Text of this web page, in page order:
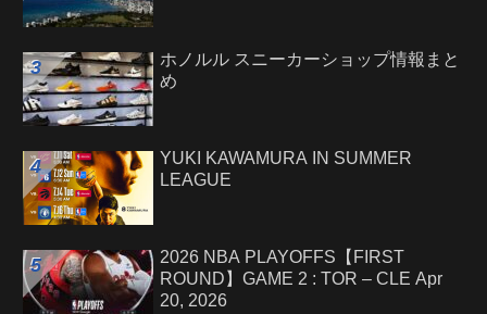
ホノルル スニーカーショップ情報まと
め
YUKI KAWAMURA IN SUMMER
LEAGUE
2026 NBA PLAYOFFS【FIRST
ROUND】GAME 2 : TOR – CLE Apr
20, 2026